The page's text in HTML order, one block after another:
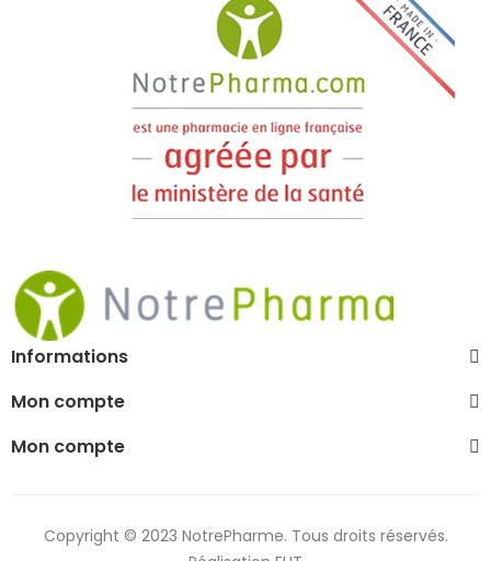
Informations
Mon compte
Mon compte
Copyright © 2023 NotrePharme. Tous droits réservés.